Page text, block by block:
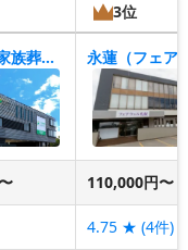
3位
コープの家族葬ウィズハウス苗穂本町
110,000円〜
4.75 ★ (4件)